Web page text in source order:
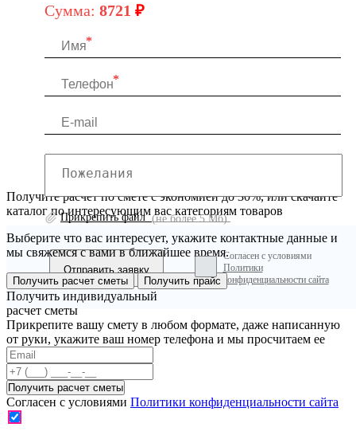
Сумма: 8721 ₽
Прикрепить файл(не более 5 Мб)
Согласен с условиями
Политики
конфиденциальности сайта
Получите расчет по смете с экономией до 30%, или скачайте
каталог по интересующим вас категориям товаров
Выберите что вас интересует, укажите контактные данные и
мы свяжемся с вами в ближайшее время.
Получить расчет сметы Получить прайс
Получить индивидуальный
расчет сметы
Прикрепите вашу смету в любом формате, даже написанную
от руки, укажите ваш номер телефона и мы просчитаем ее
Согласен с условиями Политики конфиденциальности сайта